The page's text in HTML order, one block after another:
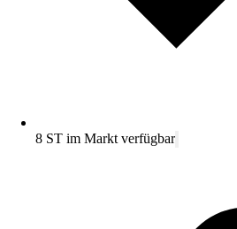
8 ST im Markt verfügbar